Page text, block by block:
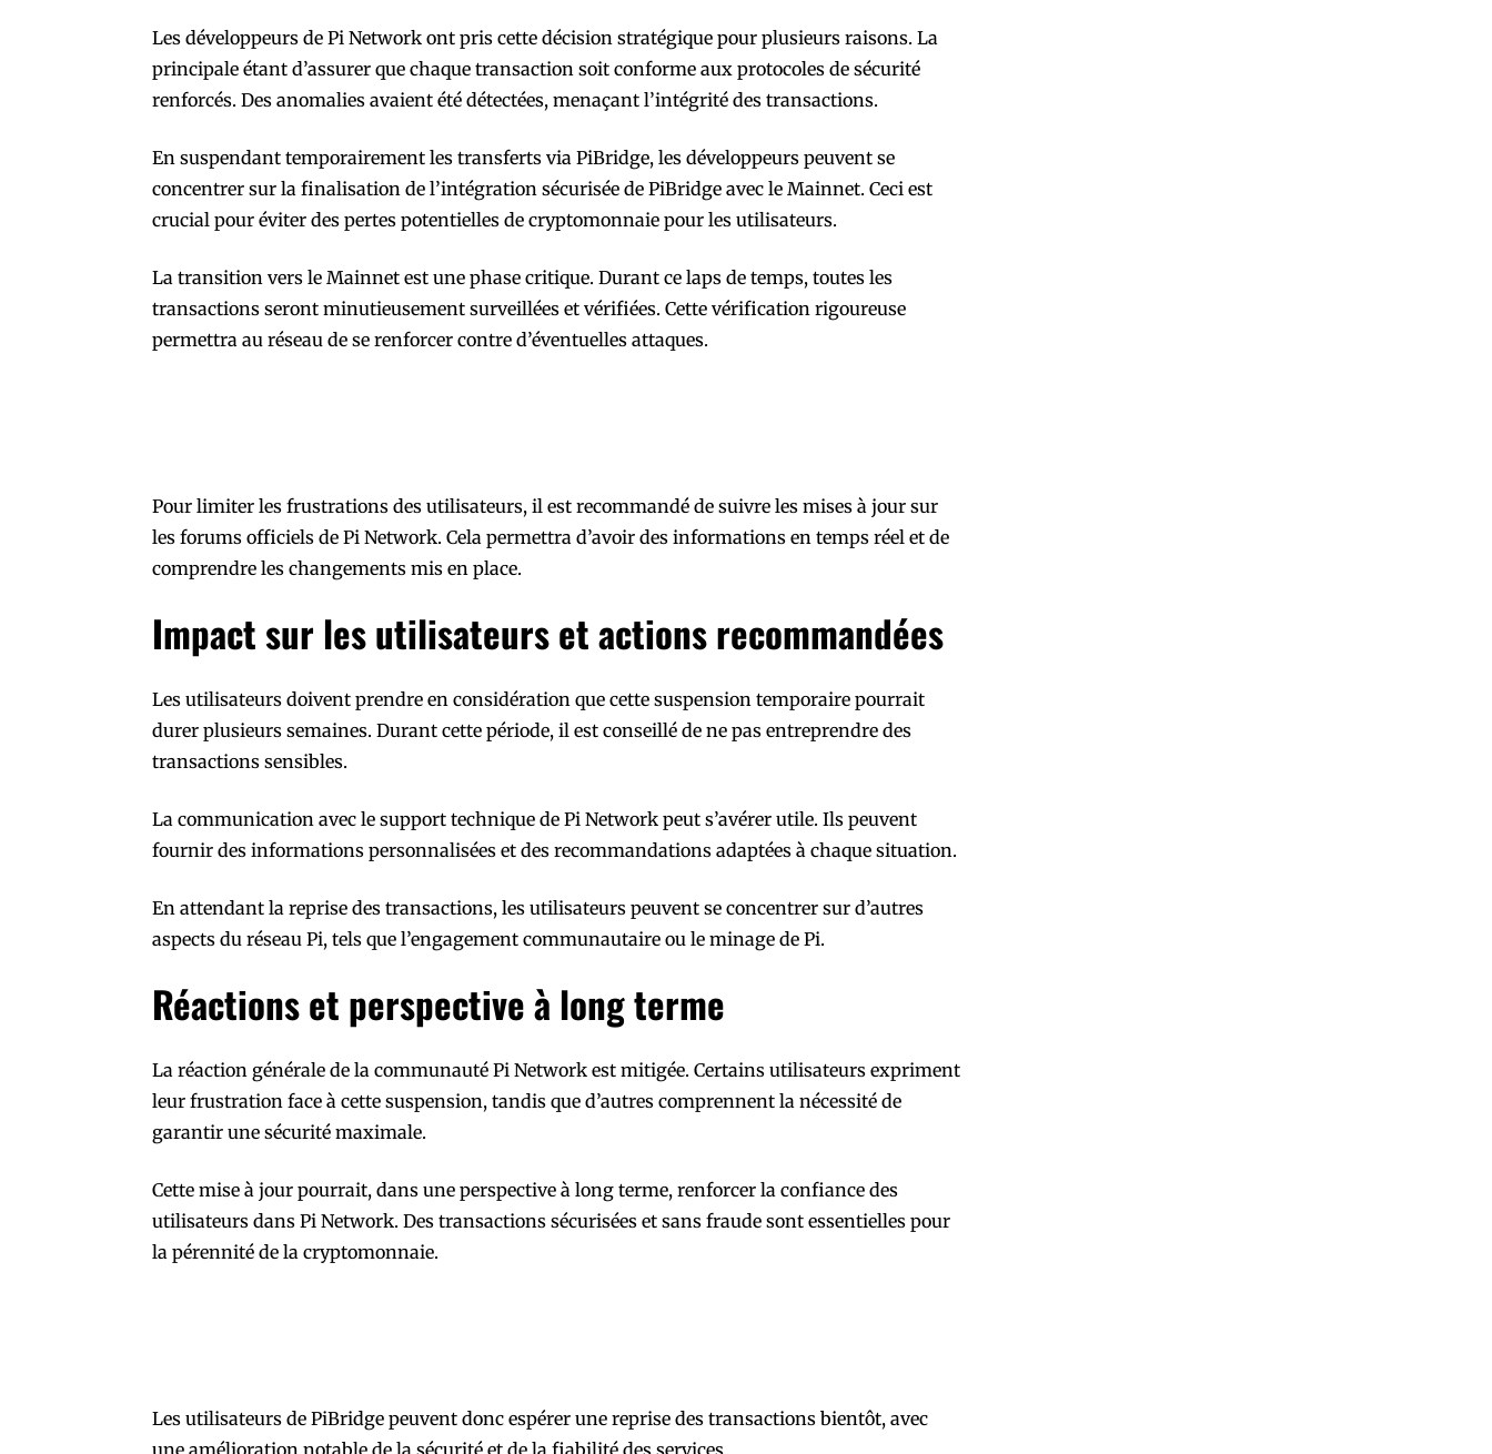
Les développeurs de Pi Network ont pris cette décision stratégique pour plusieurs raisons. La
principale étant d’assurer que chaque transaction soit conforme aux protocoles de sécurité
renforcés. Des anomalies avaient été détectées, menaçant l’intégrité des transactions.
En suspendant temporairement les transferts via PiBridge, les développeurs peuvent se
concentrer sur la finalisation de l’intégration sécurisée de PiBridge avec le Mainnet. Ceci est
crucial pour éviter des pertes potentielles de cryptomonnaie pour les utilisateurs.
La transition vers le Mainnet est une phase critique. Durant ce laps de temps, toutes les
transactions seront minutieusement surveillées et vérifiées. Cette vérification rigoureuse
permettra au réseau de se renforcer contre d’éventuelles attaques.
Pour limiter les frustrations des utilisateurs, il est recommandé de suivre les mises à jour sur
les forums officiels de Pi Network. Cela permettra d’avoir des informations en temps réel et de
comprendre les changements mis en place.
Impact sur les utilisateurs et actions recommandées
Les utilisateurs doivent prendre en considération que cette suspension temporaire pourrait
durer plusieurs semaines. Durant cette période, il est conseillé de ne pas entreprendre des
transactions sensibles.
La communication avec le support technique de Pi Network peut s’avérer utile. Ils peuvent
fournir des informations personnalisées et des recommandations adaptées à chaque situation.
En attendant la reprise des transactions, les utilisateurs peuvent se concentrer sur d’autres
aspects du réseau Pi, tels que l’engagement communautaire ou le minage de Pi.
Réactions et perspective à long terme
La réaction générale de la communauté Pi Network est mitigée. Certains utilisateurs expriment
leur frustration face à cette suspension, tandis que d’autres comprennent la nécessité de
garantir une sécurité maximale.
Cette mise à jour pourrait, dans une perspective à long terme, renforcer la confiance des
utilisateurs dans Pi Network. Des transactions sécurisées et sans fraude sont essentielles pour
la pérennité de la cryptomonnaie.
Les utilisateurs de PiBridge peuvent donc espérer une reprise des transactions bientôt, avec
une amélioration notable de la sécurité et de la fiabilité des services.